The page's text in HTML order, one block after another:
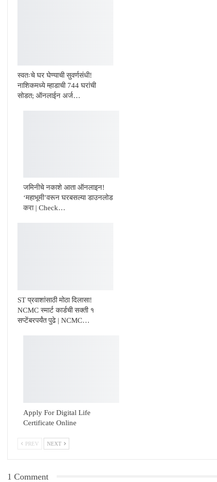
स्वतःचे घर घेण्याची सुवर्णसंधी!
नाशिकमध्ये म्हाडाची 744 घरांची
सोडत; ऑनलाईन अर्ज…
जमिनीचे नकाशे आता ऑनलाइन!
‘महाभूमी’वरून घरबसल्या डाउनलोड
करा | Check…
ST प्रवाशांसाठी मोठा दिलासा!
NCMC स्मार्ट कार्डची सक्ती १
सप्टेंबरपर्यंत पुढे | NCMC…
Apply For Digital Life
Certificate Online
PREV NEXT
1 Comment